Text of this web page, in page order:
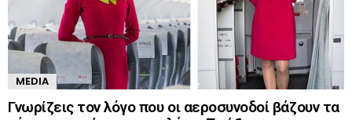
MEDIA
Γνωρίζεις τον λόγο που οι αεροσυνοδοί βάζουν τα